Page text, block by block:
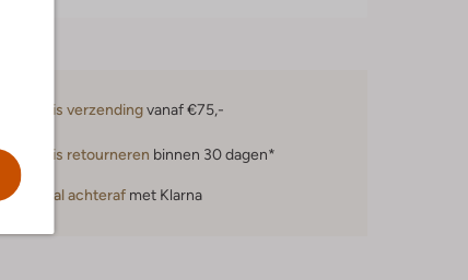
Gratis verzendingvanaf €75,-
Gratis retourneren binnen 30 dagen*
Betaal achteraf met Klarna